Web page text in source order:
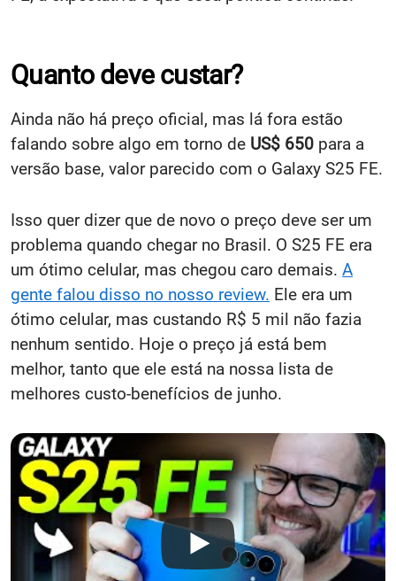
Quanto deve custar?
Ainda não há preço oficial, mas lá fora estão
falando sobre algo em torno de US$ 650 para a
versão base, valor parecido com o Galaxy S25 FE.
Isso quer dizer que de novo o preço deve ser um
problema quando chegar no Brasil. O S25 FE era
um ótimo celular, mas chegou caro demais. A
gente falou disso no nosso review. Ele era um
ótimo celular, mas custando R$ 5 mil não fazia
nenhum sentido. Hoje o preço já está bem
melhor, tanto que ele está na nossa lista de
melhores custo-benefícios de junho.